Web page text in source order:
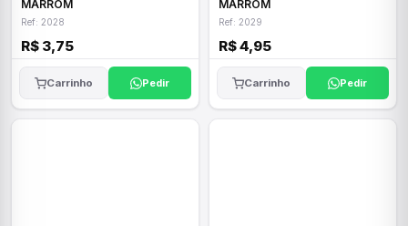
MARROM
Ref: 2028
R$ 3,75
Carrinho Pedir
MARROM
Ref: 2029
R$ 4,95
Carrinho Pedir